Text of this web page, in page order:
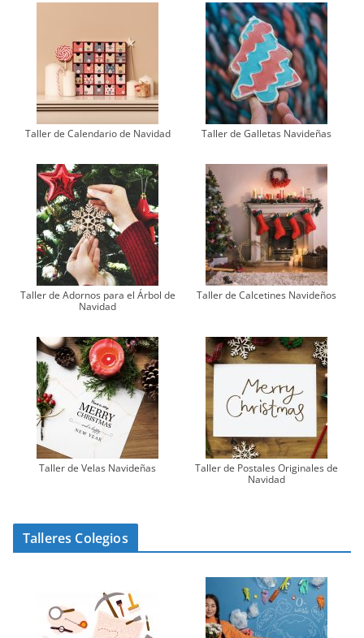
Taller de Calendario de Navidad Taller de Galletas Navideñas
Taller de Adornos para el Árbol de
Navidad
Taller de Calcetines Navideños
Taller de Velas Navideñas
Taller de Postales Originales de
Navidad
Talleres Colegios